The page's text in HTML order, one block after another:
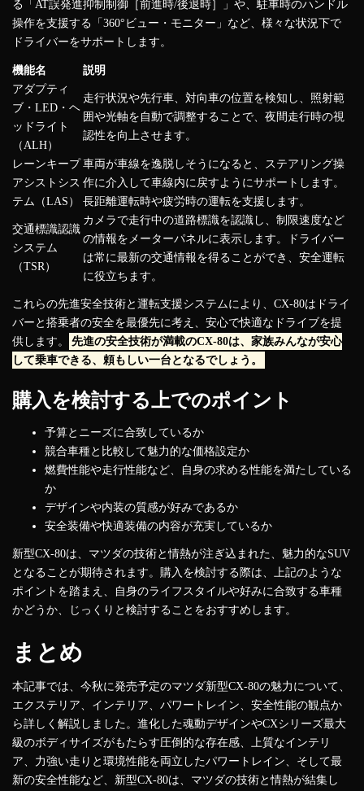
る「AT誤発進抑制制御［前進時/後退時］」や、駐車時のハンドル
操作を支援する「360°ビュー・モニター」など、様々な状況下で
ドライバーをサポートします。
機能名
説明
アダプティ
ブ・LED・ヘ
ッドライト
（ALH）
走行状況や先行車、対向車の位置を検知し、照射範
囲や光軸を自動で調整することで、夜間走行時の視
認性を向上させます。
レーンキープ
アシストシス
テム（LAS）
車両が車線を逸脱しそうになると、ステアリング操
作に介入して車線内に戻すようにサポートします。
長距離運転時や疲労時の運転を支援します。
交通標識認識
システム
（TSR）
カメラで走行中の道路標識を認識し、制限速度など
の情報をメーターパネルに表示します。ドライバー
は常に最新の交通情報を得ることができ、安全運転
に役立ちます。
これらの先進安全技術と運転支援システムにより、CX-80はドライ
バーと搭乗者の安全を最優先に考え、安心で快適なドライブを提
供します。
先進の安全技術が満載のCX-80は、家族みんなが安心
して乗車できる、頼もしい一台となるでしょう。
購入を検討する上でのポイント
予算とニーズに合致しているか
競合車種と比較して魅力的な価格設定か
燃費性能や走行性能など、自身の求める性能を満たしている
か
デザインや内装の質感が好みであるか
安全装備や快適装備の内容が充実しているか
新型CX-80は、マツダの技術と情熱が注ぎ込まれた、魅力的なSUV
となることが期待されます。購入を検討する際は、上記のような
ポイントを踏まえ、自身のライフスタイルや好みに合致する車種
かどうか、じっくりと検討することをおすすめします。
まとめ
本記事では、今秋に発売予定のマツダ新型CX-80の魅力について、
エクステリア、インテリア、パワートレイン、安全性能の観点か
ら詳しく解説しました。進化した魂動デザインやCXシリーズ最大
級のボディサイズがもたらす圧倒的な存在感、上質なインテリ
ア、力強い走りと環境性能を両立したパワートレイン、そして最
新の安全性能など、新型CX-80は、マツダの技術と情熱が結集し